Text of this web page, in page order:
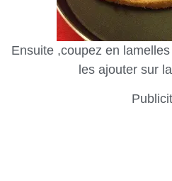
Ensuite ,coupez en
les ajouter sur